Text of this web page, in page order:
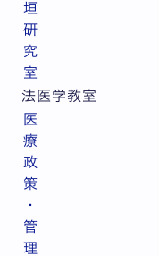
垣
研
究
室
法医学教室
医
療
政
策
・
管
理